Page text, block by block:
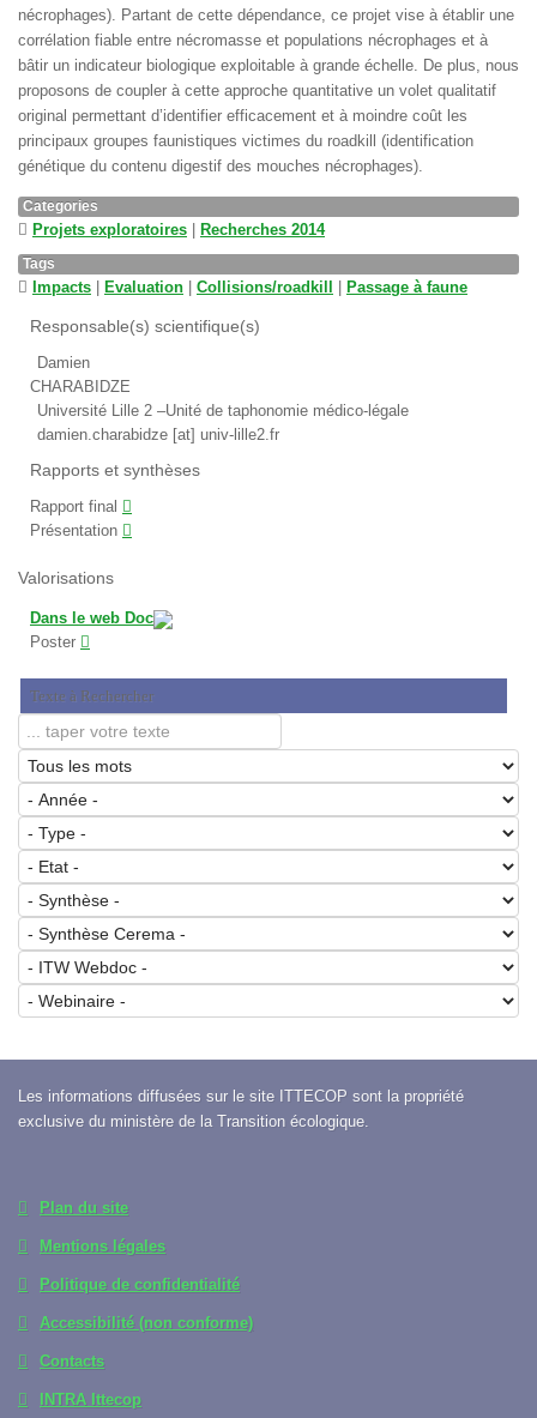
nécrophages). Partant de cette dépendance, ce projet vise à établir une
corrélation fiable entre nécromasse et populations nécrophages et à
bâtir un indicateur biologique exploitable à grande échelle. De plus, nous
proposons de coupler à cette approche quantitative un volet qualitatif
original permettant d’identifier efficacement et à moindre coût les
principaux groupes faunistiques victimes du roadkill (identification
génétique du contenu digestif des mouches nécrophages).
Categories
Projets exploratoires Recherches 2014
Tags
Impacts Evaluation Collisions/roadkill Passage à faune
Responsable(s) scientifique(s)
Damien
CHARABIDZE
Université Lille 2 –Unité de taphonomie médico-légale
damien.charabidze [at] univ-lille2.fr
Rapports et synthèses
Rapport final
Présentation
Valorisations
Dans le web Doc
Poster
Texte à Rechercher
Les informations diffusées sur le site ITTECOP sont la propriété
exclusive du ministère de la Transition écologique.
Plan du site
Mentions légales
Politique de confidentialité
Accessibilité (non conforme)
Contacts
INTRA Ittecop